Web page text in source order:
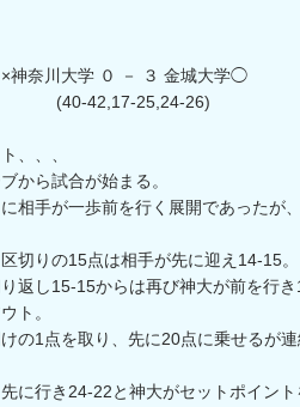
神奈川大学 ０ － ３ 金城大学◯
25,24-26)
、、、
から試合が始まる。
相手が一歩前を行く展開であったが
切りの15点は相手が先に迎え14-15。
返し15-15からは再び神大が前を行
ト。
の1点を取り、先に20点に乗せるが
に行き24-22と神大がセットポイン